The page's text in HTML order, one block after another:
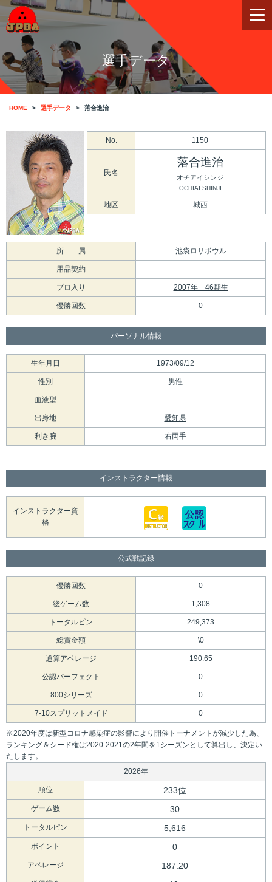
選手データ
HOME 選手データ 落合進治
No. 1150
氏名
落合進治
オチアイシンジ
OCHIAI SHINJI
地区 城西
所 属 池袋ロサボウル
用品契約
プロ入り 2007年 46期生
優勝回数 0
パーソナル情報
生年月日 1973/09/12
性別 男性
血液型
出身地 愛知県
利き腕 右両手
インストラクター情報
インストラクター資
格
公式戦記録
優勝回数 0
総ゲーム数 1,308
トータルピン 249,373
総賞金額 \0
通算アベレージ 190.65
公認パーフェクト 0
800シリーズ 0
7-10スプリットメイド 0
※2020年度は新型コロナ感染症の影響により開催トーナメントが減少した為、
ランキング＆シード権は2020-2021の2年間を1シーズンとして算出し、決定い
たします。
2026年
順位 233位
ゲーム数 30
トータルピン 5,616
ポイント 0
アベレージ 187.20